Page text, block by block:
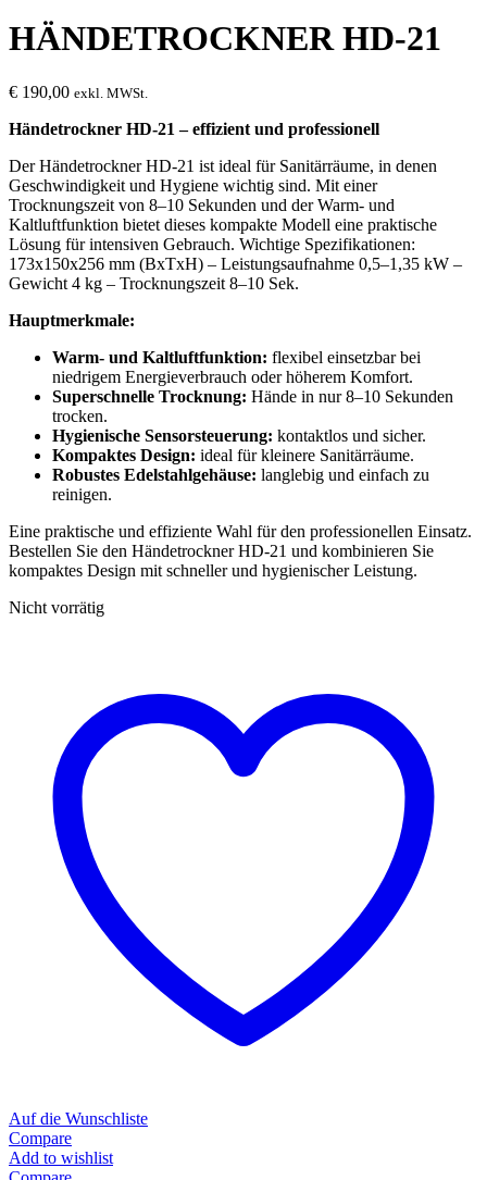
HÄNDETROCKNER HD-21
€ 190,00 exkl. MWSt.
Händetrockner HD-21 – effizient und professionell
Der Händetrockner HD-21 ist ideal für Sanitärräume, in denen
Geschwindigkeit und Hygiene wichtig sind. Mit einer
Trocknungszeit von 8–10 Sekunden und der Warm- und
Kaltluftfunktion bietet dieses kompakte Modell eine praktische
Lösung für intensiven Gebrauch. Wichtige Spezifikationen:
173x150x256 mm (BxTxH) – Leistungsaufnahme 0,5–1,35 kW –
Gewicht 4 kg – Trocknungszeit 8–10 Sek.
Hauptmerkmale:
Warm- und Kaltluftfunktion: flexibel einsetzbar bei
niedrigem Energieverbrauch oder höherem Komfort.
Superschnelle Trocknung: Hände in nur 8–10 Sekunden
trocken.
Hygienische Sensorsteuerung: kontaktlos und sicher.
Kompaktes Design: ideal für kleinere Sanitärräume.
Robustes Edelstahlgehäuse: langlebig und einfach zu
reinigen.
Eine praktische und effiziente Wahl für den professionellen Einsatz.
Bestellen Sie den Händetrockner HD-21 und kombinieren Sie
kompaktes Design mit schneller und hygienischer Leistung.
Nicht vorrätig
Auf die Wunschliste
Compare
Add to wishlist